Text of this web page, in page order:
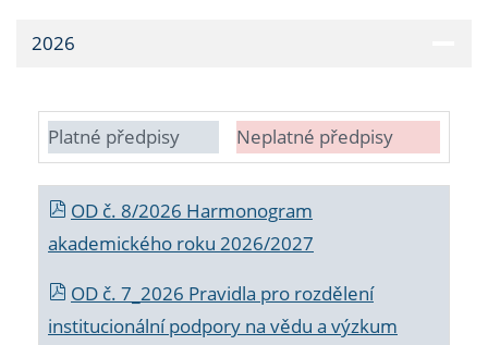
2026
Platné předpisy Neplatné předpisy
OD č. 8/2026 Harmonogram
akademického roku 2026/2027
OD č. 7_2026 Pravidla pro rozdělení
institucionální podpory na vědu a výzkum